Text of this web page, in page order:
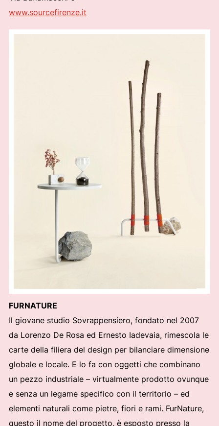
www.sourcefirenze.it
FURNATURE
Il giovane studio Sovrappensiero, fondato nel 2007
da Lorenzo De Rosa ed Ernesto Iadevaia, rimescola le
carte della filiera del design per bilanciare dimensione
globale e locale. E lo fa con oggetti che combinano
un pezzo industriale – virtualmente prodotto ovunque
e senza un legame specifico con il territorio – ed
elementi naturali come pietre, fiori e rami. FurNature,
questo il nome del progetto, è esposto presso la